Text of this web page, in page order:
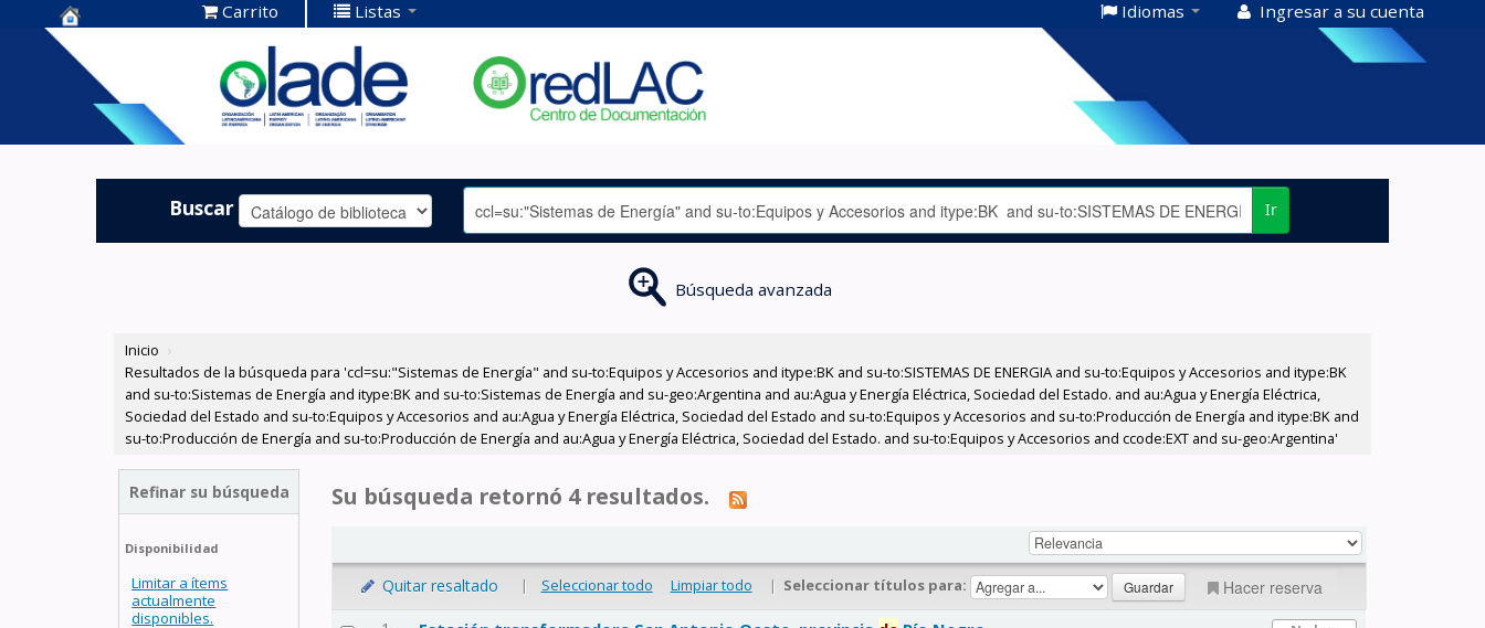
Centro de
Documentación
OLADE -
Carrito Listas Idiomas Ingresar a su cuenta
Buscar Ir
Búsqueda avanzada
Inicio ›
Resultados de la búsqueda para 'ccl=su:"Sistemas de Energía" and su-to:Equipos y Accesorios and itype:BK and su-to:SISTEMAS DE ENERGIA and su-to:Equipos y Accesorios and itype:BK
and su-to:Sistemas de Energía and itype:BK and su-to:Sistemas de Energía and su-geo:Argentina and au:Agua y Energía Eléctrica, Sociedad del Estado. and au:Agua y Energía Eléctrica,
Sociedad del Estado and su-to:Equipos y Accesorios and au:Agua y Energía Eléctrica, Sociedad del Estado and su-to:Equipos y Accesorios and su-to:Producción de Energía and itype:BK and
su-to:Producción de Energía and su-to:Producción de Energía and au:Agua y Energía Eléctrica, Sociedad del Estado. and su-to:Equipos y Accesorios and ccode:EXT and su-geo:Argentina'
Refinar su búsqueda
Disponibilidad
Limitar a ítems
actualmente
disponibles.
Su búsqueda retornó 4 resultados.
Quitar resaltado | Seleccionar todo Limpiar todo | Seleccionar títulos para: Hacer reserva